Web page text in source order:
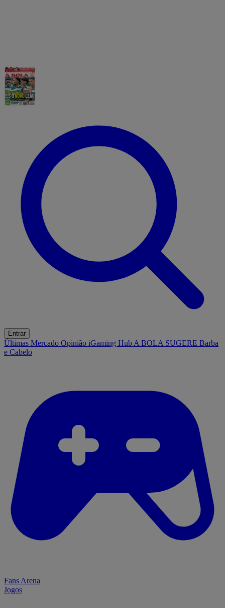
Entrar
Últimas Mercado Opinião iGaming Hub A BOLA SUGERE Barba
e Cabelo
Fans Arena
Jogos